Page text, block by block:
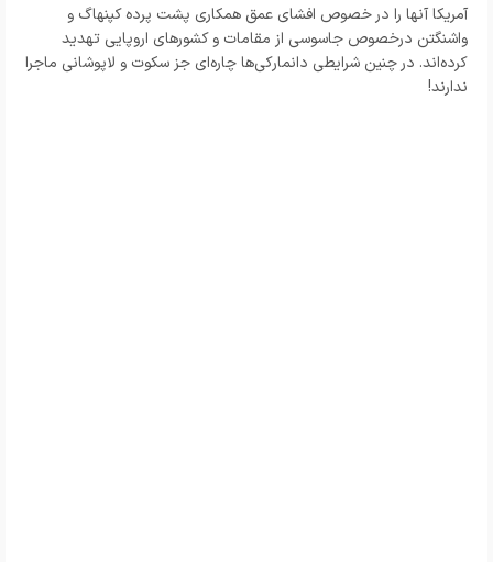
آمریکا آنها را در خصوص افشای عمق همکاری پشت پرده کپنهاگ و
واشنگتن درخصوص جاسوسی از مقامات و کشورهای اروپایی تهدید
کرده‌اند. در چنین شرایطی دانمارکی‌ها چاره‌ای جز سکوت و لاپوشانی ماجرا
ندارند!